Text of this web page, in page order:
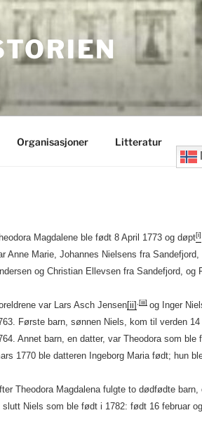
Organisasjoner
Litteratur
Magdalene ble født 8 April 1773 og døpt[i]
Anne Marie, Johannes Nielsens fra
og Christian Ellevsen fra Sandefjord, og
var Lars Asch Jensen[ii] [iii] og Inger
Første barn, sønnen Niels, kom til verden
Annet barn, en datter, var Theodora som ble
1770 ble datteren Ingeborg Maria født; hun
Theodora Magdalena fulgte to dødfødte
slutt Niels som ble født i 1782: født 16 februar